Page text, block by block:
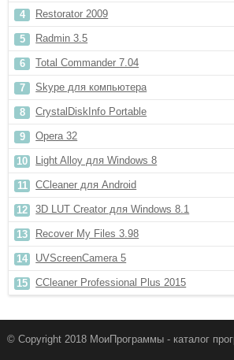
Restorator 2009
Radmin 3.5
Total Commander 7.04
Skype для компьютера
CrystalDiskInfo Portable
Opera 32
Light Alloy для Windows 8
CCleaner для Android
3D LUT Creator для Windows 8.1
Recover My Files 3.98
UVScreenCamera 5
CCleaner Professional Plus 2015
© Copyright 2018 МоиПрограммы - каталог